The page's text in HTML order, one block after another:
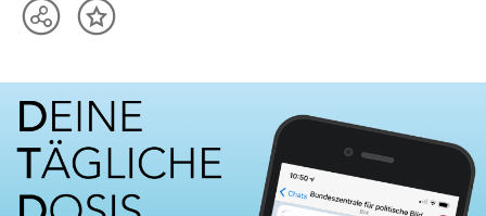
TeilenInhalt